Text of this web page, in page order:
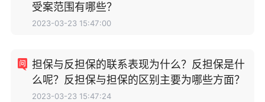
受案范围有哪些？
2023-03-23 15:47:00
担保与反担保的联系表现为什么？反担保是什
么呢？反担保与担保的区别主要为哪些方面？
2023-03-23 15:47:24